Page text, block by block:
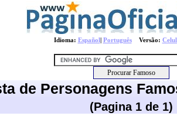
Idioma: Español| PortuguêsVersão:
de Personagens
(Pagina 1 de 1)